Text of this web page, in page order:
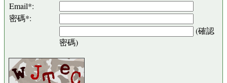
Email*:
密碼*:
(確認
密碼)